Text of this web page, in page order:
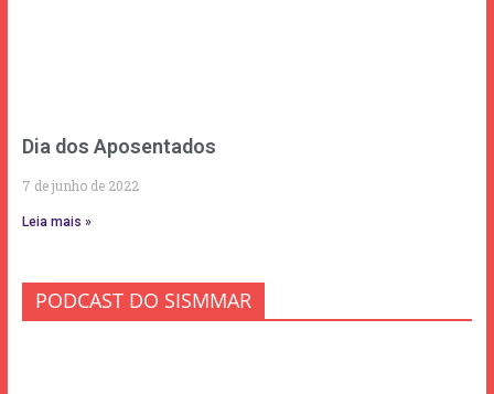
Dia dos Aposentados
7 de junho de 2022
Leia mais »
PODCAST DO SISMMAR